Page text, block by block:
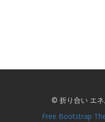
© 折り合い エ
Free Bootstrap